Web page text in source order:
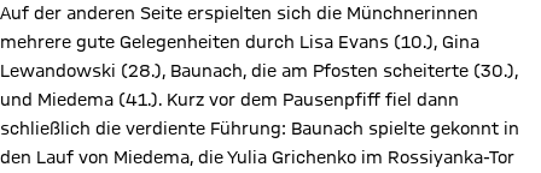
Auf der anderen Seite erspielten sich die Münchnerinnen
mehrere gute Gelegenheiten durch Lisa Evans (10.), Gina
Lewandowski (28.), Baunach, die am Pfosten scheiterte (30.),
und Miedema (41.). Kurz vor dem Pausenpfiff fiel dann
schließlich die verdiente Führung: Baunach spielte gekonnt in
den Lauf von Miedema, die Yulia Grichenko im Rossiyanka-Tor